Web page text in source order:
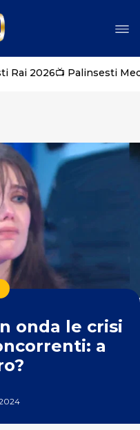
Rai 2026📺 Palinsesti
onda le crisi
a